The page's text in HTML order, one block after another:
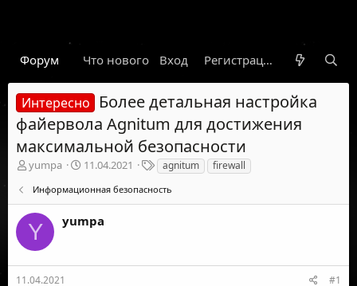
Форум Что нового Гарант Новости
Вход Регистрация
Интересно
Более детальная настройка
файервола Agnitum для достижения
максимальной безопасности
А
о
р
е
м
ы
yumpa
Д
т
а
н
а
11.04.2021
Т
е
г
и
agnitum firewall
Информационная безопасность
Y yumpa
11.04.2021 #1